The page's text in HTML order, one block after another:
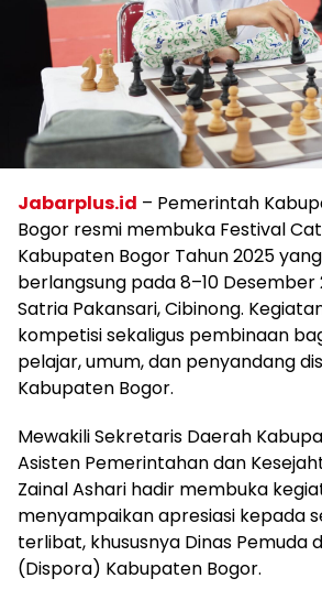
Jabarplus.id – Pemerintah
Bogor resmi membuka Festival
Kabupaten Bogor Tahun 2025
berlangsung pada 8–10 Desember
Satria Pakansari, Cibinong.
kompetisi sekaligus pembinaan
pelajar, umum, dan penyandang
Kabupaten Bogor.
Mewakili Sekretaris Daerah
Asisten Pemerintahan dan
Zainal Ashari hadir membuka
menyampaikan apresiasi kepada
terlibat, khususnya Dinas Pemuda
(Dispora) Kabupaten Bogor.